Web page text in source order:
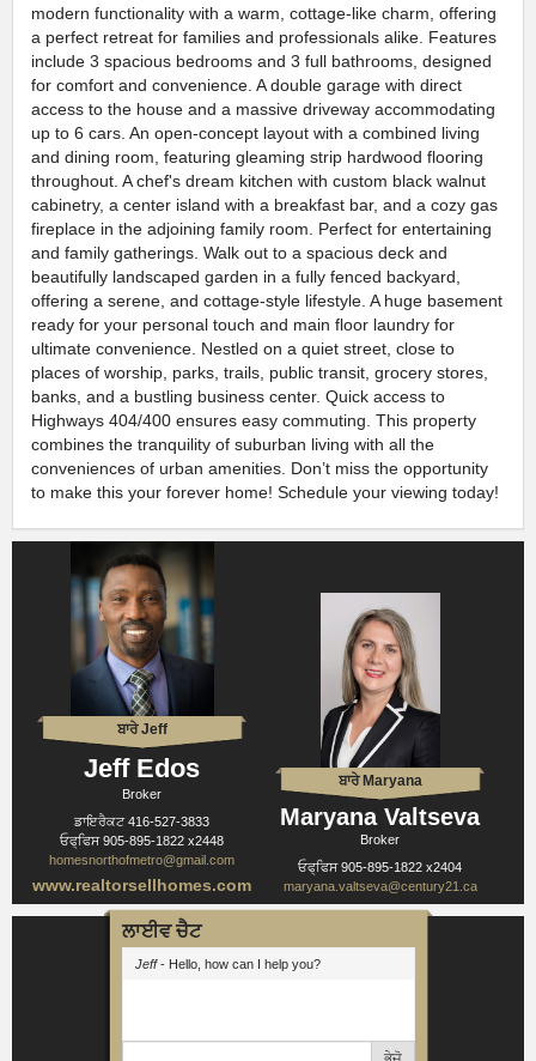
modern functionality with a warm, cottage-like charm, offering
a perfect retreat for families and professionals alike. Features
include 3 spacious bedrooms and 3 full bathrooms, designed
for comfort and convenience. A double garage with direct
access to the house and a massive driveway accommodating
up to 6 cars. An open-concept layout with a combined living
and dining room, featuring gleaming strip hardwood flooring
throughout. A chef's dream kitchen with custom black walnut
cabinetry, a center island with a breakfast bar, and a cozy gas
fireplace in the adjoining family room. Perfect for entertaining
and family gatherings. Walk out to a spacious deck and
beautifully landscaped garden in a fully fenced backyard,
offering a serene, and cottage-style lifestyle. A huge basement
ready for your personal touch and main floor laundry for
ultimate convenience. Nestled on a quiet street, close to
places of worship, parks, trails, public transit, grocery stores,
banks, and a bustling business center. Quick access to
Highways 404/400 ensures easy commuting. This property
combines the tranquility of suburban living with all the
conveniences of urban amenities. Don’t miss the opportunity
to make this your forever home! Schedule your viewing today!
ਬਾਰੇ Jeff
Jeff Edos
Broker
ਡਾਇਰੈਕਟ416-527-3833
ਓਫ੍ਫਿਸ905-895-1822 x2448
homesnorthofmetro@gmail.com
www.realtorsellhomes.com
ਬਾਰੇ Maryana
Maryana Valtseva
Broker
ਓਫ੍ਫਿਸ905-895-1822 x2404
maryana.valtseva@century21.ca
ਲਾਈਵ ਚੈਟ
Jeff- Hello, how can I help you?